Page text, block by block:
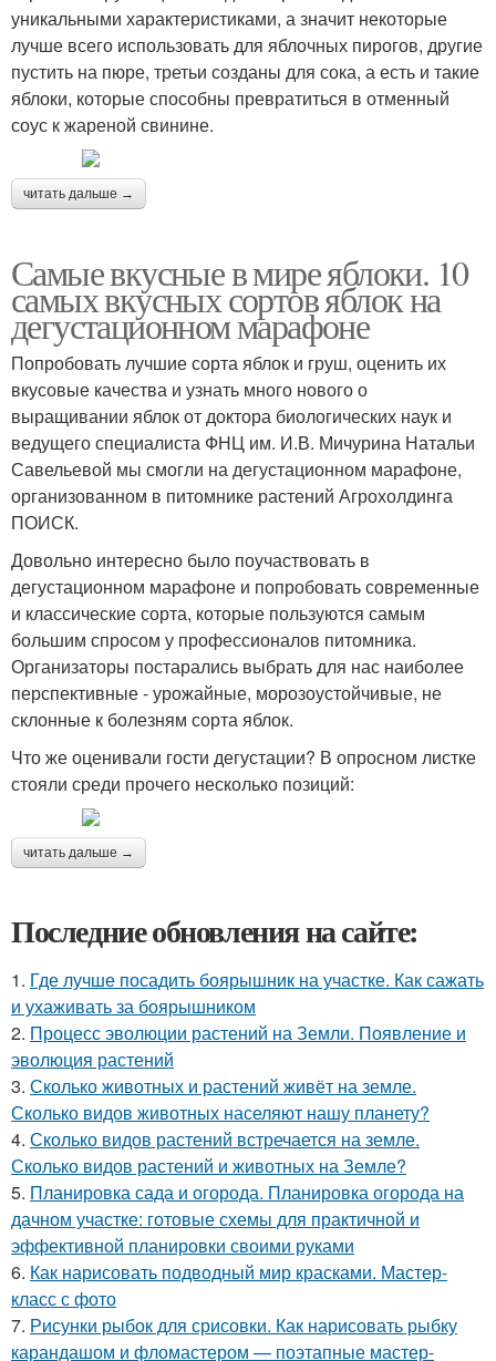
уникальными характеристиками, а значит некоторые
лучше всего использовать для яблочных пирогов, другие
пустить на пюре, третьи созданы для сока, а есть и такие
яблоки, которые способны превратиться в отменный
соус к жареной свинине.
читать дальше →
Самые вкусные в мире яблоки. 10
самых вкусных сортов яблок на
дегустационном марафоне
Попробовать лучшие сорта яблок и груш, оценить их
вкусовые качества и узнать много нового о
выращивании яблок от доктора биологических наук и
ведущего специалиста ФНЦ им. И.В. Мичурина Натальи
Савельевой мы смогли на дегустационном марафоне,
организованном в питомнике растений Агрохолдинга
ПОИСК.
Довольно интересно было поучаствовать в
дегустационном марафоне и попробовать современные
и классические сорта, которые пользуются самым
большим спросом у профессионалов питомника.
Организаторы постарались выбрать для нас наиболее
перспективные - урожайные, морозоустойчивые, не
склонные к болезням сорта яблок.
Что же оценивали гости дегустации? В опросном листке
стояли среди прочего несколько позиций:
читать дальше →
Последние обновления на сайте:
1. Где лучше посадить боярышник на участке. Как сажать
и ухаживать за боярышником
2. Процесс эволюции растений на Земли. Появление и
эволюция растений
3. Сколько животных и растений живёт на земле.
Сколько видов животных населяют нашу планету?
4. Сколько видов растений встречается на земле.
Сколько видов растений и животных на Земле?
5. Планировка сада и огорода. Планировка огорода на
дачном участке: готовые схемы для практичной и
эффективной планировки своими руками
6. Как нарисовать подводный мир красками. Мастер-
класс с фото
7. Рисунки рыбок для срисовки. Как нарисовать рыбку
карандашом и фломастером — поэтапные мастер-